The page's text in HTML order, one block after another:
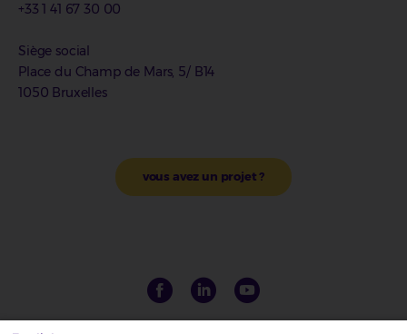
+33 1 41 67 30 00
Siège social
Place du Champ de Mars, 5/ B14
1050 Bruxelles
vous avez un projet ?